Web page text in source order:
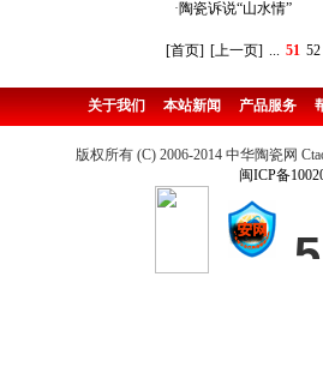
·陶瓷诉说“山水情”
[首页] [上一页] ... 51 52
关于我们 本站新闻 产品服务
版权所有 (C) 2006-2014 中华陶瓷网
闽ICP备